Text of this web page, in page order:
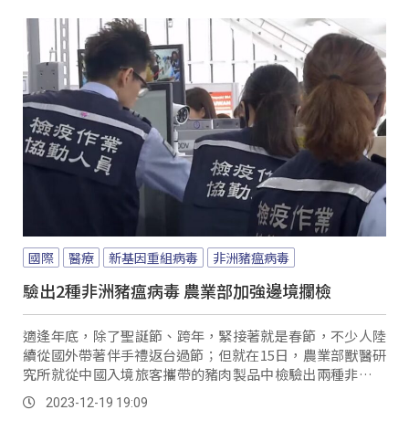
國際 醫療 新基因重組病毒 非洲豬瘟病毒
驗出2種非洲豬瘟病毒 農業部加強邊境攔檢
適逢年底，除了聖誕節、跨年，緊接著就是春節，不少人陸
續從國外帶著伴手禮返台過節；但就在15日，農業部獸醫研
究所就從中國入境旅客攜帶的豬肉製品中檢驗出兩種非洲豬
瘟病毒，其中一種是目前在中國引發嚴重疫情的新基因重組
病毒，對此農業部19日也宣布，要加強邊境攔檢。
2023-12-19 19:09